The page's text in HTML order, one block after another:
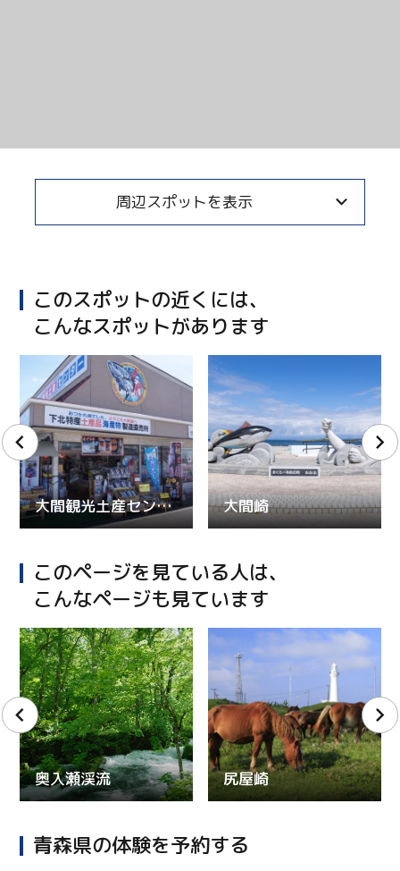
周辺スポットを表示
このスポットの近くには、
こんなスポットがあります
大間観光土産センター 大間崎
このページを見ている人は、
こんなページも見ています
奥入瀬渓流 尻屋崎
青森県の体験を予約する
Copy URL